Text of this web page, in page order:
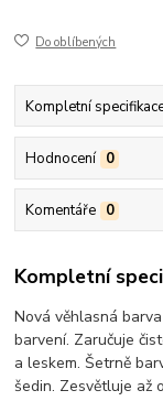
Do oblíbených
Kompletní
Hodnocení 0
Komentáře 0
Kompletní
Nová věhlasná
barvení. Zaručuje
a leskem. Šetrně
šedin. Zesvětluje až